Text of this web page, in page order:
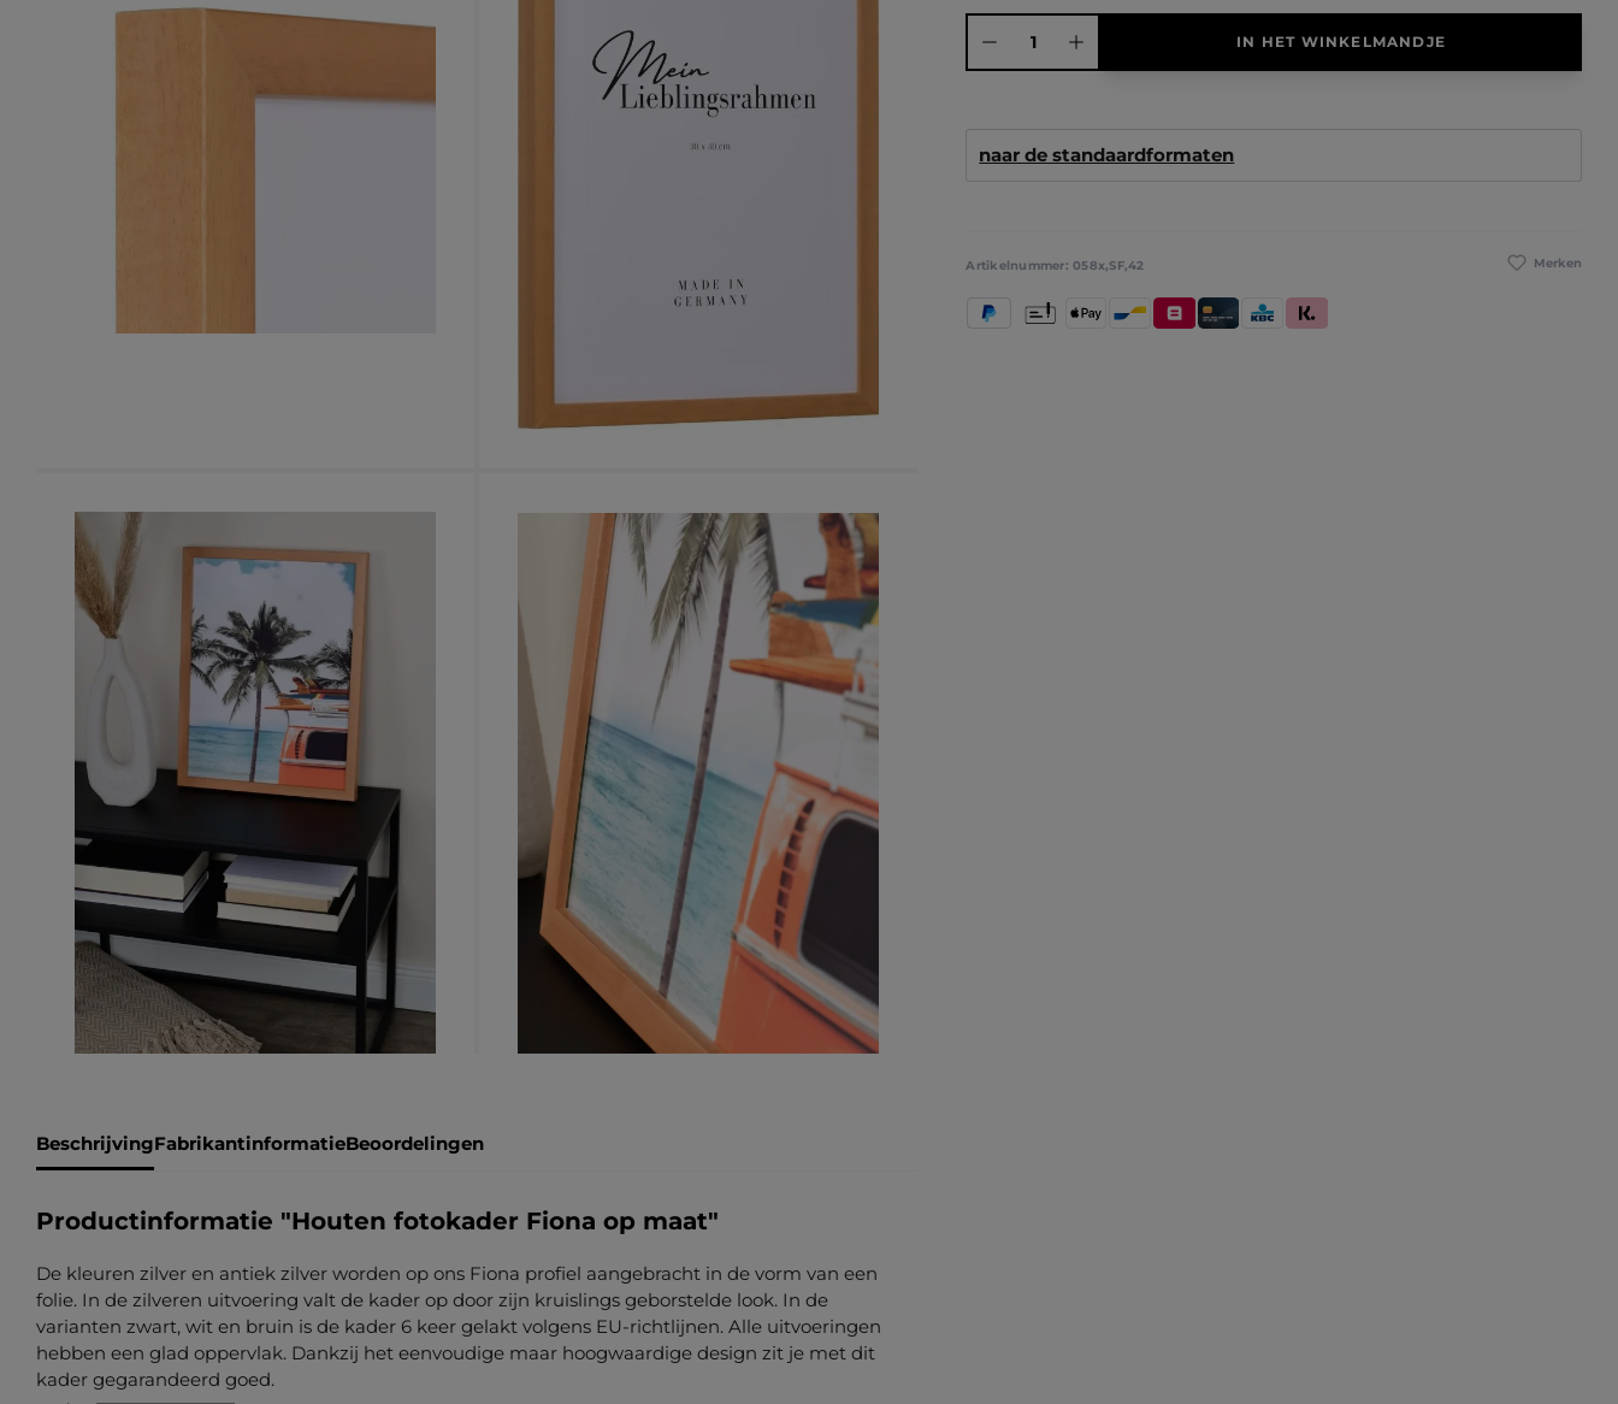
BeschrijvingFabrikantinformatieBeoordelingen
Productinformatie "Houten fotokader Fiona op maat"
De kleuren zilver en antiek zilver worden op ons Fiona profiel aangebracht in de vorm van een
folie. In de zilveren uitvoering valt de kader op door zijn kruislings geborstelde look. In de
varianten zwart, wit en bruin is de kader 6 keer gelakt volgens EU-richtlijnen. Alle uitvoeringen
hebben een glad oppervlak. Dankzij het eenvoudige maar hoogwaardige design zit je met dit
kader gegarandeerd goed.
IN HET WINKELMANDJE
naar de standaardformaten
Merken
Artikelnummer:058x,SF,42
PayPal Apple PayBancontact
BelfiusKredietkaart / Bankkaart
KBC/CBC Payment Button
Klarna (Achteraf betalen / In delen
Vooruitbetaling